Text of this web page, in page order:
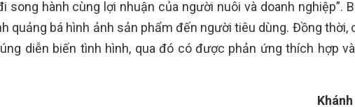
hành cùng lợi nhuận của người nuôi và doanh nghiệp”.
quảng bá hình ảnh sản phẩm đến người tiêu dùng. Đồng thời,
diễn biến tình hình, qua đó có được phản ứng thích hợp